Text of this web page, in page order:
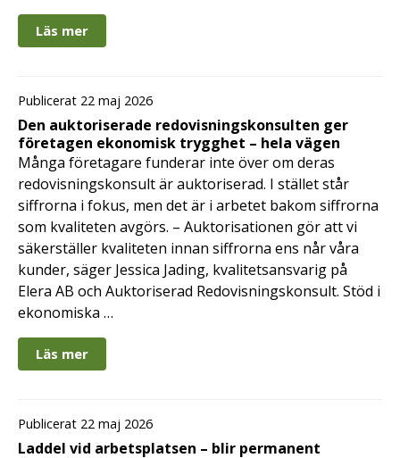
Läs mer
Publicerat 22 maj 2026
Den auktoriserade redovisningskonsulten ger
företagen ekonomisk trygghet – hela vägen
Många företagare funderar inte över om deras
redovisningskonsult är auktoriserad. I stället står
siffrorna i fokus, men det är i arbetet bakom siffrorna
som kvaliteten avgörs. – Auktorisationen gör att vi
säkerställer kvaliteten innan siffrorna ens når våra
kunder, säger Jessica Jading, kvalitetsansvarig på
Elera AB och Auktoriserad Redovisningskonsult. Stöd i
ekonomiska …
Läs mer
Publicerat 22 maj 2026
Laddel vid arbetsplatsen – blir permanent